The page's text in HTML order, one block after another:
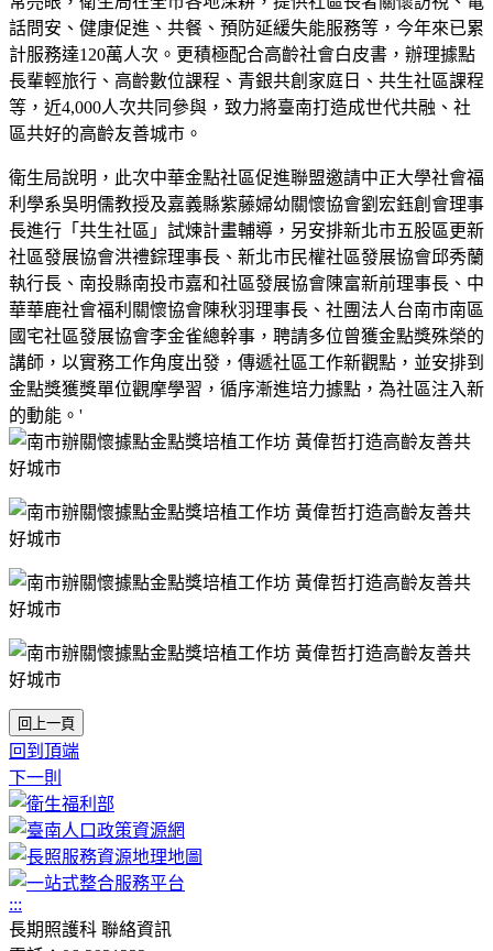
話問安、健康促進、共餐、預防延緩失能服務等，今年來已累
計服務達120萬人次。更積極配合高齡社會白皮書，辦理據點
長輩輕旅行、高齡數位課程、青銀共創家庭日、共生社區課程
等，近4,000人次共同參與，致力將臺南打造成世代共融、社
區共好的高齡友善城市。
衛生局說明，此次中華金點社區促進聯盟邀請中正大學社會福
利學系吳明儒教授及嘉義縣紫藤婦幼關懷協會劉宏鈺創會理事
長進行「共生社區」試煉計畫輔導，另安排新北市五股區更新
社區發展協會洪禮錝理事長、新北市民權社區發展協會邱秀蘭
執行長、南投縣南投市嘉和社區發展協會陳富新前理事長、中
華華鹿社會福利關懷協會陳秋羽理事長、社團法人台南市南區
國宅社區發展協會李金雀總幹事，聘請多位曾獲金點獎殊榮的
講師，以實務工作角度出發，傳遞社區工作新觀點，並安排到
金點獎獲獎單位觀摩學習，循序漸進培力據點，為社區注入新
的動能。'
回上一頁
回到頂端
下一則
:::
長期照護科 聯絡資訊